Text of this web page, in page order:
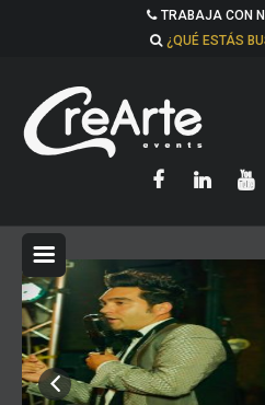
TRABAJA CON
¿QUÉ ESTÁS